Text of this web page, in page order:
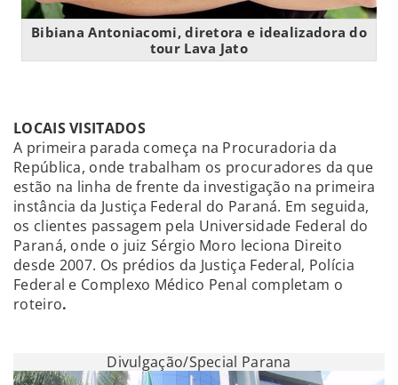
Bibiana Antoniacomi, diretora e idealizadora do
tour Lava Jato
LOCAIS VISITADOS
A primeira parada começa na Procuradoria da
República, onde trabalham os procuradores da que
estão na linha de frente da investigação na primeira
instância da Justiça Federal do Paraná. Em seguida,
os clientes passagem pela Universidade Federal do
Paraná, onde o juiz Sérgio Moro leciona Direito
desde 2007. Os prédios da Justiça Federal, Polícia
Federal e Complexo Médico Penal completam o
roteiro.
Divulgação/Special Parana